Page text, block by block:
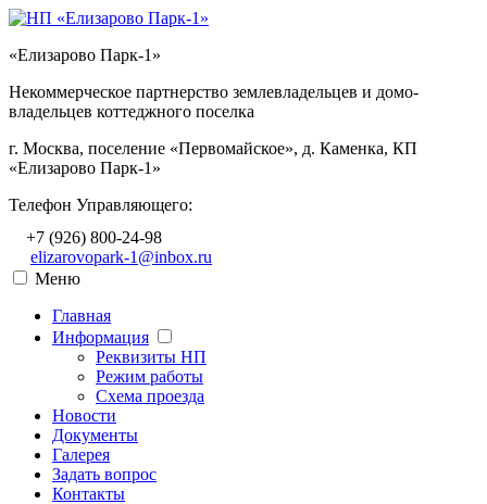
«Елизарово Парк-1»
Некоммерческое партнерство землевладельцев и домо-
владельцев коттеджного поселка
г. Москва, поселение «Первомайское», д. Каменка, КП
«Елизарово Парк-1»
Телефон Управляющего:
+7 (926) 800-24-98
elizarovopark-1@inbox.ru
Меню
Главная
Информация
Реквизиты НП
Режим работы
Схема проезда
Новости
Документы
Галерея
Задать вопрос
Контакты